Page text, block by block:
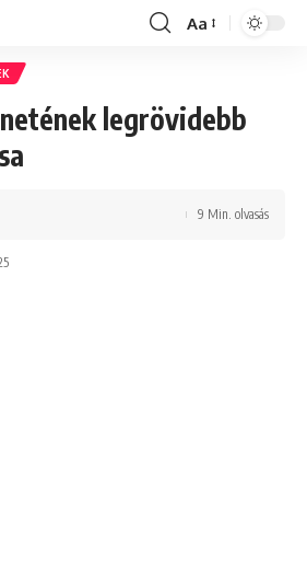
Font
Aa
legrövidebb
9 Min. olvasás